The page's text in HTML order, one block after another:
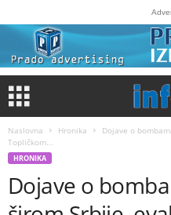
Naslovna Hronika
Dojave o
Topličkom...
HRONIKA
Dojave o